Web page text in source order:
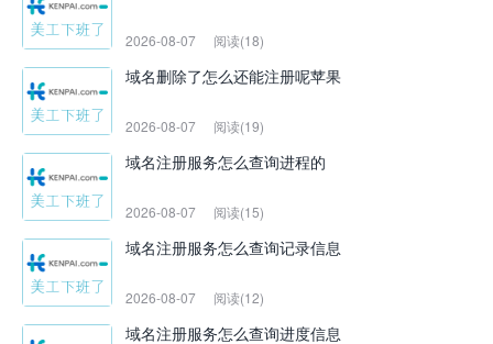
2026-08-07 阅读(18)
域名删除了怎么还能注册呢苹果
2026-08-07 阅读(19)
域名注册服务怎么查询进程的
2026-08-07 阅读(15)
域名注册服务怎么查询记录信息
2026-08-07 阅读(12)
域名注册服务怎么查询进度信息